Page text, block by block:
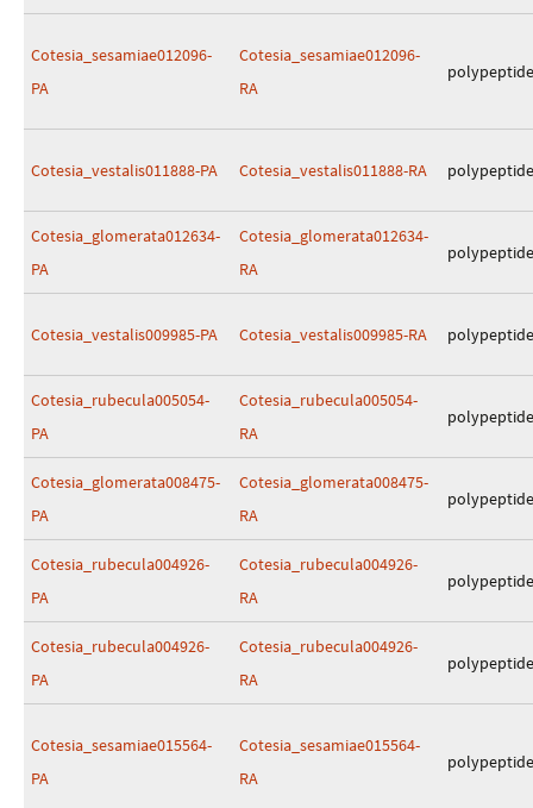
Cotesia_sesamiae012096-
PA
Cotesia_sesamiae012096-
RA
polypeptide
Cotesia_vestalis011888-PA Cotesia_vestalis011888-RA polypeptide
Cotesia_glomerata012634-
PA
Cotesia_glomerata012634-
RA
polypeptide
Cotesia_vestalis009985-PA Cotesia_vestalis009985-RA polypeptide
Cotesia_rubecula005054-
PA
Cotesia_rubecula005054-
RA
polypeptide
Cotesia_glomerata008475-
PA
Cotesia_glomerata008475-
RA
polypeptide
Cotesia_rubecula004926-
PA
Cotesia_rubecula004926-
RA
polypeptide
Cotesia_rubecula004926-
PA
Cotesia_rubecula004926-
RA
polypeptide
Cotesia_sesamiae015564-
PA
Cotesia_sesamiae015564-
RA
polypeptide